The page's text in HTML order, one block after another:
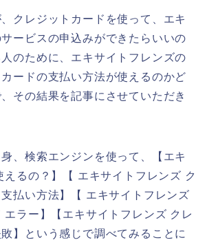
クレジットカードを使って、エキ
ービスの申込みができたらいいの
のために、エキサイトフレンズの
ードの支払い方法が使えるのかど
その結果を記事にさせていただき
、検索エンジンを使って、【エキ
えるの？】【 エキサイトフレンズ ク
払い方法】【 エキサイトフレンズ
エラー】【エキサイトフレンズ クレ
】という感じで調べてみることに